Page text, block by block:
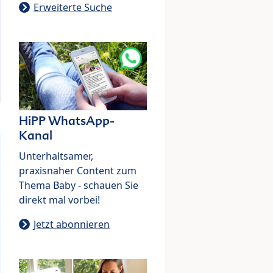
Erweiterte Suche
HiPP WhatsApp-
Kanal
Unterhaltsamer,
praxisnaher Content zum
Thema Baby - schauen Sie
direkt mal vorbei!
Jetzt abonnieren